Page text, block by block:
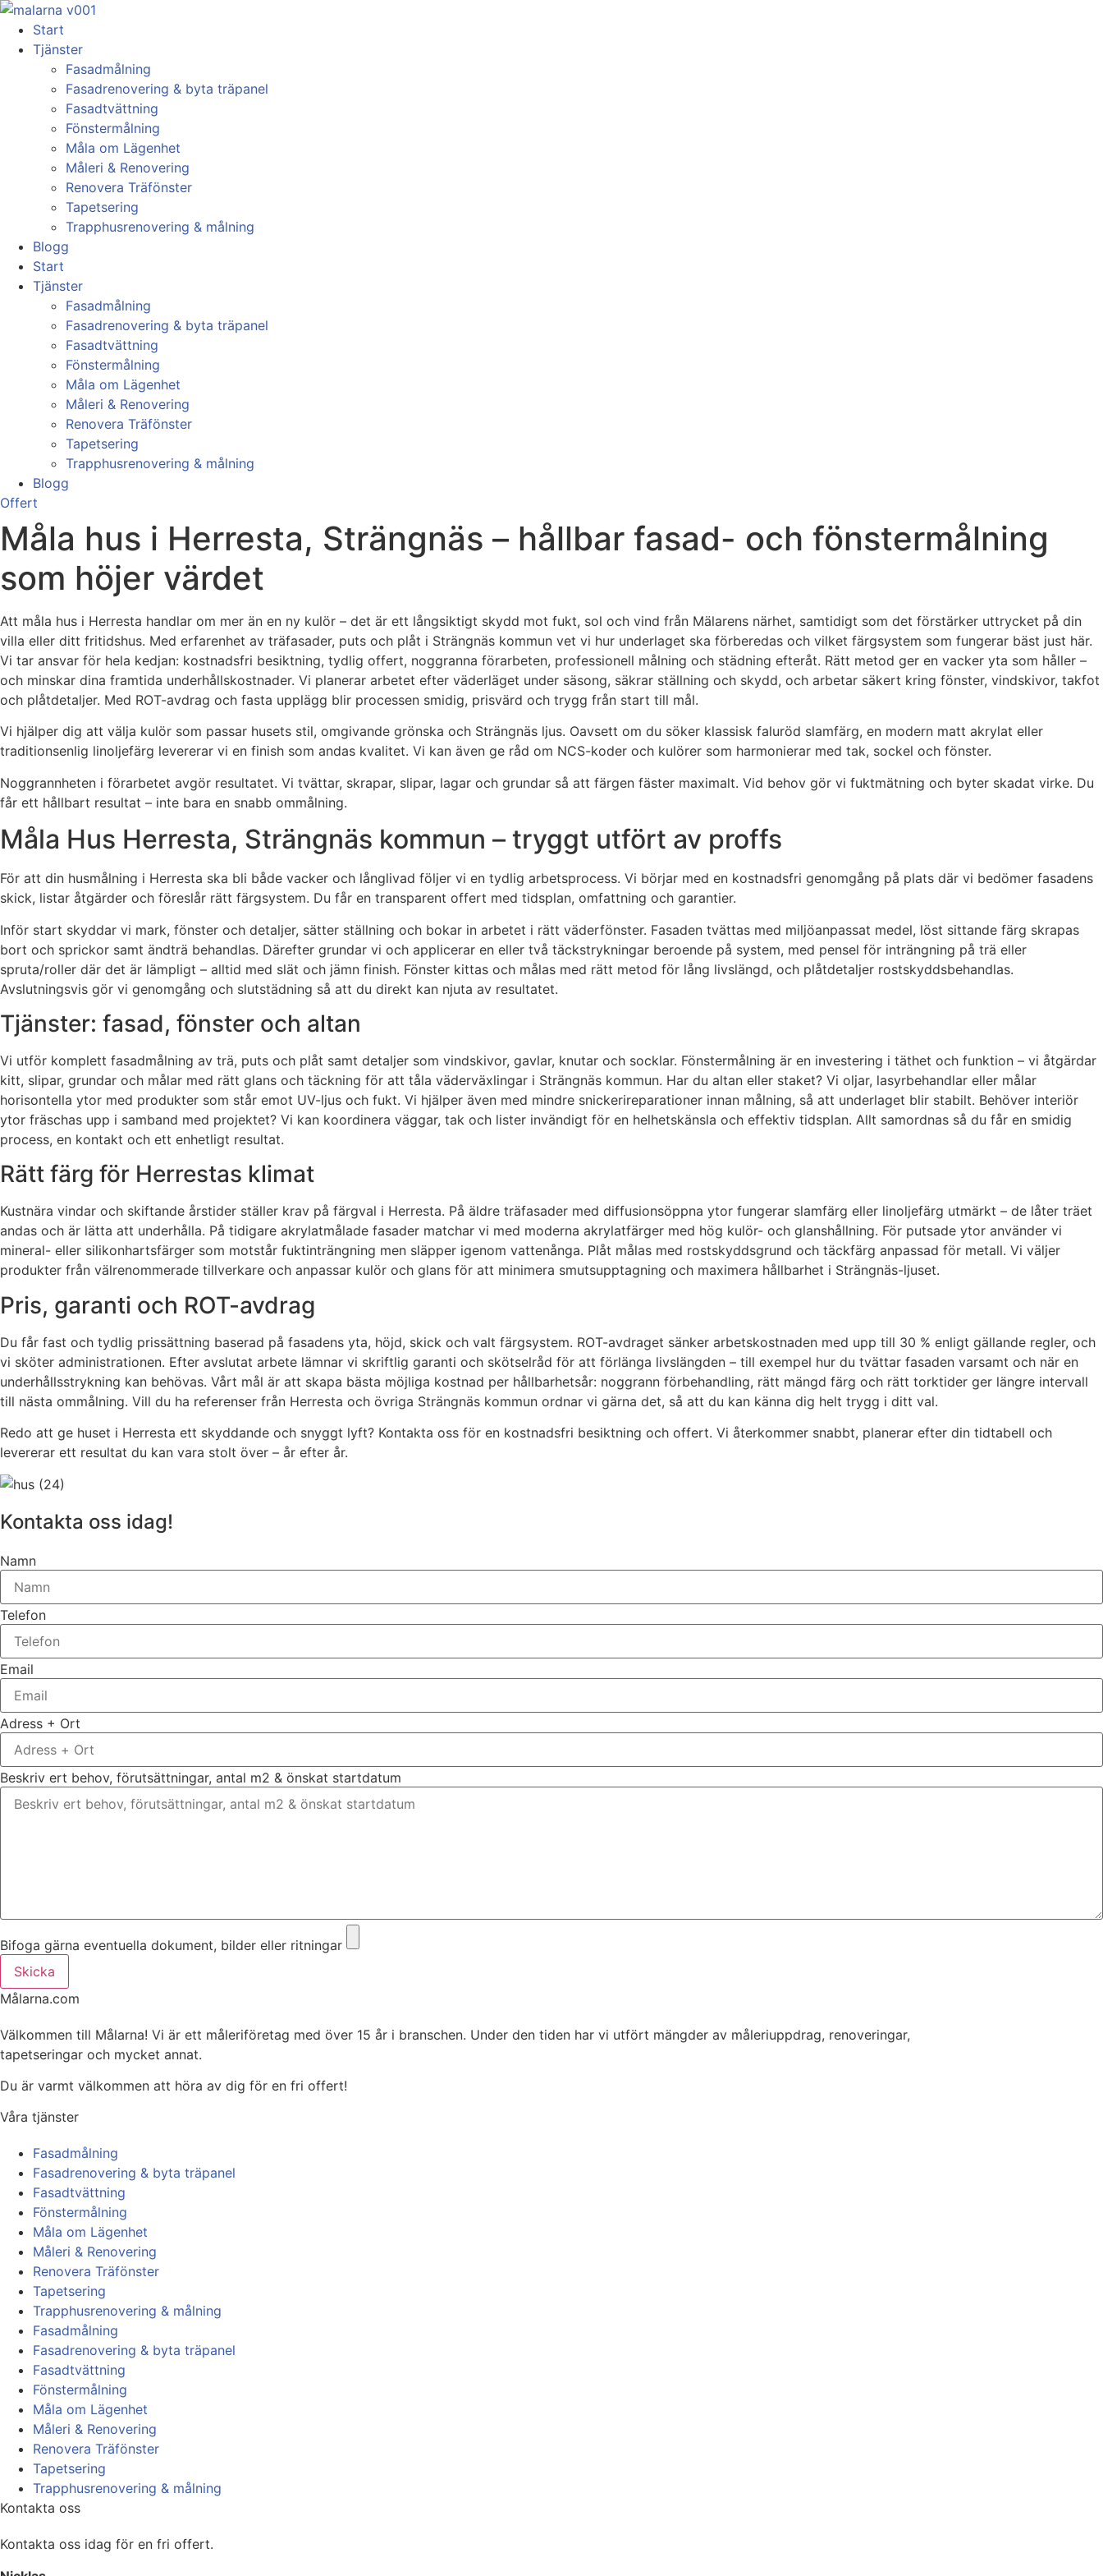
Skip
content
Start
Tjänster
Fasadmålning
Fasadrenovering & byta träpanel
Fasadtvättning
Fönstermålning
Måla om Lägenhet
Måleri & Renovering
Renovera Träfönster
Tapetsering
Trapphusrenovering & målning
Blogg
Start
Tjänster
Fasadmålning
Fasadrenovering & byta träpanel
Fasadtvättning
Fönstermålning
Måla om Lägenhet
Måleri & Renovering
Renovera Träfönster
Tapetsering
Trapphusrenovering & målning
Blogg
Offert
Måla hus i Herresta, Strängnäs – hållbar fasad- och fönstermålning
som höjer värdet
Att måla hus i Herresta handlar om mer än en ny kulör – det är ett långsiktigt skydd mot fukt, sol och vind från Mälarens närhet, samtidigt som det förstärker uttrycket på din
villa eller ditt fritidshus. Med erfarenhet av träfasader, puts och plåt i Strängnäs kommun vet vi hur underlaget ska förberedas och vilket färgsystem som fungerar bäst just här.
Vi tar ansvar för hela kedjan: kostnadsfri besiktning, tydlig offert, noggranna förarbeten, professionell målning och städning efteråt. Rätt metod ger en vacker yta som håller –
och minskar dina framtida underhållskostnader. Vi planerar arbetet efter väderläget under säsong, säkrar ställning och skydd, och arbetar säkert kring fönster, vindskivor, takfot
och plåtdetaljer. Med ROT-avdrag och fasta upplägg blir processen smidig, prisvärd och trygg från start till mål.
Vi hjälper dig att välja kulör som passar husets stil, omgivande grönska och Strängnäs ljus. Oavsett om du söker klassisk faluröd slamfärg, en modern matt akrylat eller
traditionsenlig linoljefärg levererar vi en finish som andas kvalitet. Vi kan även ge råd om NCS-koder och kulörer som harmonierar med tak, sockel och fönster.
Noggrannheten i förarbetet avgör resultatet. Vi tvättar, skrapar, slipar, lagar och grundar så att färgen fäster maximalt. Vid behov gör vi fuktmätning och byter skadat virke. Du
får ett hållbart resultat – inte bara en snabb ommålning.
Måla Hus Herresta, Strängnäs kommun – tryggt utfört av proffs
För att din husmålning i Herresta ska bli både vacker och långlivad följer vi en tydlig arbetsprocess. Vi börjar med en kostnadsfri genomgång på plats där vi bedömer fasadens
skick, listar åtgärder och föreslår rätt färgsystem. Du får en transparent offert med tidsplan, omfattning och garantier.
Inför start skyddar vi mark, fönster och detaljer, sätter ställning och bokar in arbetet i rätt väderfönster. Fasaden tvättas med miljöanpassat medel, löst sittande färg skrapas
bort och sprickor samt ändträ behandlas. Därefter grundar vi och applicerar en eller två täckstrykningar beroende på system, med pensel för inträngning på trä eller
spruta/roller där det är lämpligt – alltid med slät och jämn finish. Fönster kittas och målas med rätt metod för lång livslängd, och plåtdetaljer rostskyddsbehandlas.
Avslutningsvis gör vi genomgång och slutstädning så att du direkt kan njuta av resultatet.
Tjänster: fasad, fönster och altan
Vi utför komplett fasadmålning av trä, puts och plåt samt detaljer som vindskivor, gavlar, knutar och socklar. Fönstermålning är en investering i täthet och funktion – vi åtgärdar
kitt, slipar, grundar och målar med rätt glans och täckning för att tåla väderväxlingar i Strängnäs kommun. Har du altan eller staket? Vi oljar, lasyrbehandlar eller målar
horisontella ytor med produkter som står emot UV-ljus och fukt. Vi hjälper även med mindre snickerireparationer innan målning, så att underlaget blir stabilt. Behöver interiör
ytor fräschas upp i samband med projektet? Vi kan koordinera väggar, tak och lister invändigt för en helhetskänsla och effektiv tidsplan. Allt samordnas så du får en smidig
process, en kontakt och ett enhetligt resultat.
Rätt färg för Herrestas klimat
Kustnära vindar och skiftande årstider ställer krav på färgval i Herresta. På äldre träfasader med diffusionsöppna ytor fungerar slamfärg eller linoljefärg utmärkt – de låter träet
andas och är lätta att underhålla. På tidigare akrylatmålade fasader matchar vi med moderna akrylatfärger med hög kulör- och glanshållning. För putsade ytor använder vi
mineral- eller silikonhartsfärger som motstår fuktinträngning men släpper igenom vattenånga. Plåt målas med rostskyddsgrund och täckfärg anpassad för metall. Vi väljer
produkter från välrenommerade tillverkare och anpassar kulör och glans för att minimera smutsupptagning och maximera hållbarhet i Strängnäs-ljuset.
Pris, garanti och ROT-avdrag
Du får fast och tydlig prissättning baserad på fasadens yta, höjd, skick och valt färgsystem. ROT-avdraget sänker arbetskostnaden med upp till 30 % enligt gällande regler, och
vi sköter administrationen. Efter avslutat arbete lämnar vi skriftlig garanti och skötselråd för att förlänga livslängden – till exempel hur du tvättar fasaden varsamt och när en
underhållsstrykning kan behövas. Vårt mål är att skapa bästa möjliga kostnad per hållbarhetsår: noggrann förbehandling, rätt mängd färg och rätt torktider ger längre intervall
till nästa ommålning. Vill du ha referenser från Herresta och övriga Strängnäs kommun ordnar vi gärna det, så att du kan känna dig helt trygg i ditt val.
Redo att ge huset i Herresta ett skyddande och snyggt lyft? Kontakta oss för en kostnadsfri besiktning och offert. Vi återkommer snabbt, planerar efter din tidtabell och
levererar ett resultat du kan vara stolt över – år efter år.
Kontakta oss idag!
Namn
Telefon
Email
Adress + Ort
Beskriv ert behov, förutsättningar, antal m2 & önskat startdatum
Bifoga gärna eventuella dokument, bilder eller ritningar
Skicka
Målarna.com
Välkommen till Målarna! Vi är ett måleriföretag med över 15 år i branschen. Under den tiden har vi utfört mängder av måleriuppdrag, renoveringar,
tapetseringar och mycket annat.
Du är varmt välkommen att höra av dig för en fri offert!
Våra tjänster
Fasadmålning
Fasadrenovering & byta träpanel
Fasadtvättning
Fönstermålning
Måla om Lägenhet
Måleri & Renovering
Renovera Träfönster
Tapetsering
Trapphusrenovering & målning
Fasadmålning
Fasadrenovering & byta träpanel
Fasadtvättning
Fönstermålning
Måla om Lägenhet
Måleri & Renovering
Renovera Träfönster
Tapetsering
Trapphusrenovering & målning
Kontakta oss
Kontakta oss idag för en fri offert.